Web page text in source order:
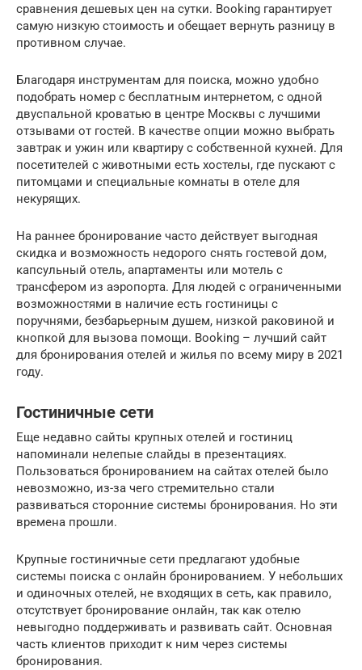
сравнения дешевых цен на сутки. Booking гарантирует
самую низкую стоимость и обещает вернуть разницу в
противном случае.
Благодаря инструментам для поиска, можно удобно
подобрать номер с бесплатным интернетом, с одной
двуспальной кроватью в центре Москвы с лучшими
отзывами от гостей. В качестве опции можно выбрать
завтрак и ужин или квартиру с собственной кухней. Для
посетителей с животными есть хостелы, где пускают с
питомцами и специальные комнаты в отеле для
некурящих.
На раннее бронирование часто действует выгодная
скидка и возможность недорого снять гостевой дом,
капсульный отель, апартаменты или мотель с
трансфером из аэропорта. Для людей с ограниченными
возможностями в наличие есть гостиницы с
поручнями, безбарьерным душем, низкой раковиной и
кнопкой для вызова помощи. Booking – лучший сайт
для бронирования отелей и жилья по всему миру в 2021
году.
Гостиничные сети
Еще недавно сайты крупных отелей и гостиниц
напоминали нелепые слайды в презентациях.
Пользоваться бронированием на сайтах отелей было
невозможно, из-за чего стремительно стали
развиваться сторонние системы бронирования. Но эти
времена прошли.
Крупные гостиничные сети предлагают удобные
системы поиска с онлайн бронированием. У небольших
и одиночных отелей, не входящих в сеть, как правило,
отсутствует бронирование онлайн, так как отелю
невыгодно поддерживать и развивать сайт. Основная
часть клиентов приходит к ним через системы
бронирования.